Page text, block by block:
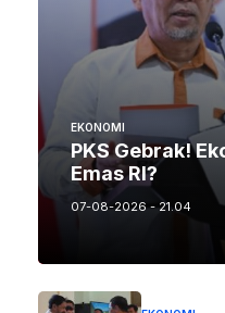
EKONOMI
PKS Gebrak!
Emas RI?
07-08-2026 - 21.04